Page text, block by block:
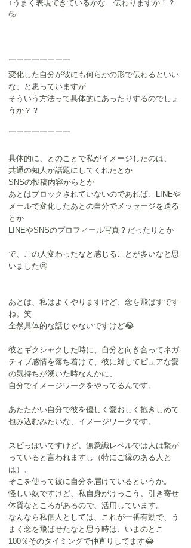
↑うまく表現できているかな…伝わりますか！？
💦
￣￣￣￣￣￣￣￣
変化した自分が彼にも何らかの形で伝わるといい
な、と思っていますが
そういう方法って具体的にあったりするのでしょ
うか？？
￣￣￣￣￣￣￣￣
具体的に、とのことで私がイメージしたのは、
共通の知人が話題にしてくれたとか
SNSの投稿内容からとか
あとはブロックされていないのであれば、LINEや
メールで変化したあとの自分でメッセージを送る
とか
LINEやSNSのプロフィール写真？だったりとか
で、この人変わったなと感じることが多いなと思
いました🤔
あとは、私はよくやりますけど、念を飛ばすです
ね。笑
全然具体的な話じゃないですけど😂
彼とギクシャクした時に、自分と向き合ってネガ
ティブ感情を落ち着けて、彼に対してピュアな愛
の気持ちが湧いた時なんかに、
自分でイメージワークをやってるんです。
あたたかい自分で彼を優しく愛おしく抱きしめて
包み込むみたいな、イメージワークです。
スピっぽいですけど、無意識レベルでは人は繋が
っていると言われますし（特にご縁のある人と
は）、
そこを使って彼に自分を届けているというか。
怪しい奴ですけど、私自身がけっこう、引き寄せ
体質なところがあるので、活用しています。
なんなら私個人としては、これが一番有効で、う
まく念を飛ばせたなと思う時は、いまのとこ
100％そのタイミングで仲直りしてます😂